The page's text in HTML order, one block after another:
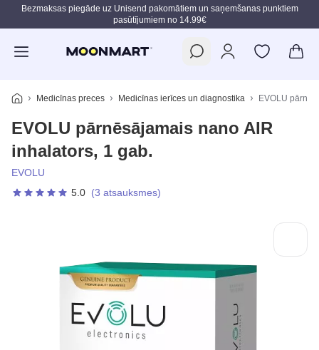
Pāriet uz galveno saturu
Bezmaksas piegāde uz Unisend pakomātiem un saņemšanas punktiem
pasūtījumiem no 14.99€
Medicīnas preces Medicīnas ierīces un diagnostika EVOLU
EVOLU pārnēsājamais nano AIR
inhalators, 1 gab.
EVOLU
5.0 (3 atsauksmes)